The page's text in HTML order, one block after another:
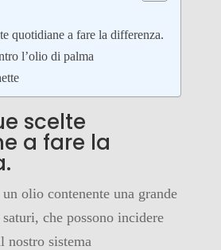
quotidiane a fare la differenza.
l’olio di palma
scelte
a fare la
olio contenente una grande
che possono incidere
nostro sistema